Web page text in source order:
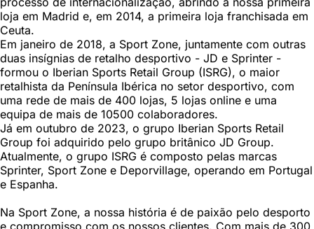
loja em Madrid e, em 2014, a primeira loja franchisada em
Ceuta.
Em janeiro de 2018, a Sport Zone, juntamente com outras
duas insígnias de retalho desportivo - JD e Sprinter -
formou o Iberian Sports Retail Group (ISRG), o maior
retalhista da Península Ibérica no setor desportivo, com
uma rede de mais de 400 lojas, 5 lojas online e uma
equipa de mais de 10500 colaboradores.
Já em outubro de 2023, o grupo Iberian Sports Retail
Group foi adquirido pelo grupo britânico JD Group.
Atualmente, o grupo ISRG é composto pelas marcas
Sprinter, Sport Zone e Deporvillage, operando em Portugal
e Espanha.
Na Sport Zone, a nossa história é de paixão pelo desporto
e compromisso com os nossos clientes. Com mais de 300